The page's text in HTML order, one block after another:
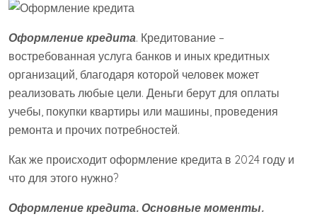
Оформление кредита. Кредитование –
востребованная услуга банков и иных кредитных
организаций, благодаря которой человек может
реализовать любые цели. Деньги берут для оплаты
учебы, покупки квартиры или машины, проведения
ремонта и прочих потребностей.
Как же происходит оформление кредита в 2024 году и
что для этого нужно?
Оформление кредита. Основные моменты.